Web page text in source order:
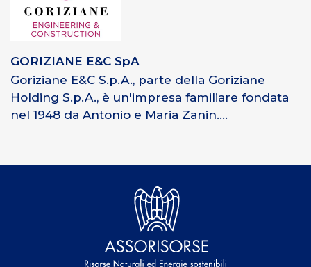
GORIZIANE E&C SpA
Goriziane E&C S.p.A., parte della Goriziane
Holding S.p.A., è un'impresa familiare fondata
nel 1948 da Antonio e Maria Zanin....